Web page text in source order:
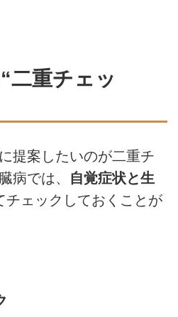
二重チェッ
提案したいのが二重チ
病では、 自覚症状と生
チェックしておくことが